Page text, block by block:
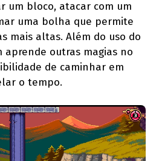
um bloco, atacar com um
uma bolha que permite
mais altas. Além do uso do
aprende outras magias no
de caminhar em
o tempo.